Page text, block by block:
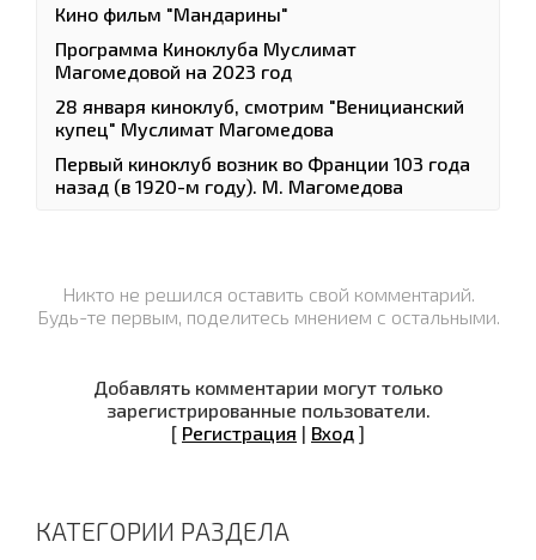
Кино фильм "Мандарины"
Программа Киноклуба Муслимат
Магомедовой на 2023 год
28 января киноклуб, смотрим "Веницианский
купец" Муслимат Магомедова
Первый киноклуб возник во Франции 103 года
назад (в 1920-м году). М. Магомедова
Никто не решился оставить свой комментарий.
Будь-те первым, поделитесь мнением с остальными.
Добавлять комментарии могут только
зарегистрированные пользователи.
[ Регистрация | Вход ]
КАТЕГОРИИ РАЗДЕЛА